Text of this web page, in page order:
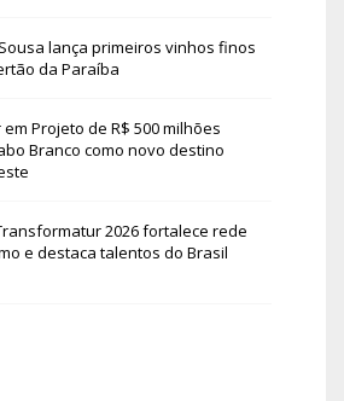
Sousa lança primeiros vinhos finos
da Paraíba
em Projeto de R$ 500 milhões
Branco como novo destino
2026 fortalece rede
e destaca talentos do Brasil